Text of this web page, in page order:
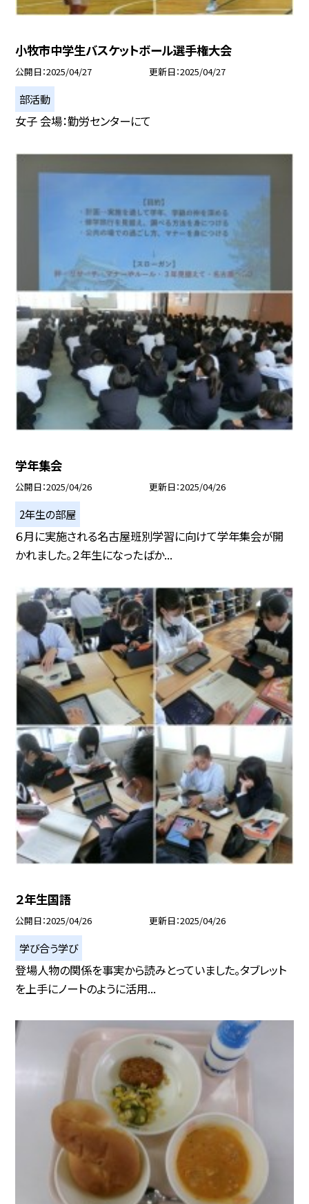
小牧市中学生バスケットボール選手権大会
公開日 2025/04/27 更新日 2025/04/27
部活動
女子 会場：勤労センターにて
学年集会
公開日 2025/04/26 更新日 2025/04/26
2年生の部屋
６月に実施される名古屋班別学習に向けて学年集会が開
かれました。２年生になったばか...
２年生国語
公開日 2025/04/26 更新日 2025/04/26
学び合う学び
登場人物の関係を事実から読みとっていました。タブレット
を上手にノートのように活用...